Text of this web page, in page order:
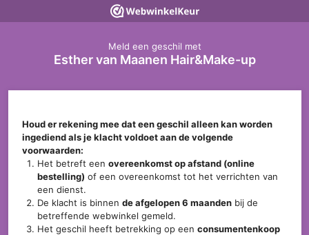
Meld een geschil met
Esther van Maanen Hair&Make-up
Houd er rekening mee dat een geschil alleen kan worden
ingediend als je klacht voldoet aan de volgende
voorwaarden:
Het betreft eenovereenkomst op afstand (online
bestelling) of een overeenkomst tot het verrichten van
een dienst.
De klacht is binnende afgelopen 6 maanden bij de
betreffende webwinkel gemeld.
Het geschil heeft betrekking op eenconsumentenkoop